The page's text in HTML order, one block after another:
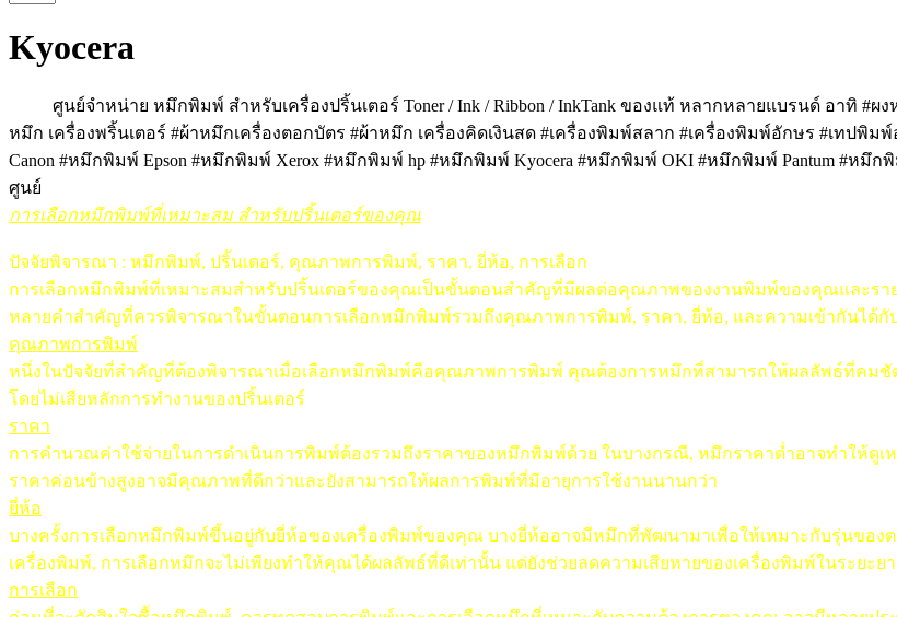
Kyocera
ศูนย์จำหน่าย หมึกพิมพ์ สำหรับเครื่องปริ้นเตอร์ Toner / Ink / Ribbon / InkTank ของแท้ หลากหลายแบรนด์ อาทิ #
หมึก เครื่องพริ้นเตอร์ #ผ้าหมึกเครื่องตอกบัตร #ผ้าหมึก เครื่องคิดเงินสด #เครื่องพิมพ์สลาก #เครื่องพิมพ์อักษร #เทป
Canon #หมึกพิมพ์ Epson #หมึกพิมพ์ Xerox #หมึกพิมพ์ hp #หมึกพิมพ์ Kyocera #หมึกพิมพ์ OKI #หมึกพิมพ์ Pantum #หมึกพิ
ศูนย์
การเลือกหมึกพิมพ์ที่เหมาะสม สำหรับปริ้นเตอร์ของคุณ
ปัจจัยพิจารณา : หมึกพิมพ์, ปริ้นเตอร์, คุณภาพการพิมพ์, ราคา, ยี่ห้อ, การเลือก
การเลือกหมึกพิมพ์ที่เหมาะสมสำหรับปริ้นเตอร์ของคุณเป็นขั้นตอนสำคัญที่มีผลต่อคุณภาพของงานพิมพ์ของคุณและรา
หลายคำสำคัญที่ควรพิจารณาในขั้นตอนการเลือกหมึกพิมพ์รวมถึงคุณภาพการพิมพ์, ราคา, ยี่ห้อ, และความเข้ากันได้กั
คุณภาพการพิมพ์
หนึ่งในปัจจัยที่สำคัญที่ต้องพิจารณาเมื่อเลือกหมึกพิมพ์คือคุณภาพการพิมพ์ คุณต้องการหมึกที่สามารถให้ผลลัพธ์ที่คมชั
โดยไม่เสียหลักการทำงานของปริ้นเตอร์
ราคา
การคำนวณค่าใช้จ่ายในการดำเนินการพิมพ์ต้องรวมถึงราคาของหมึกพิมพ์ด้วย ในบางกรณี, หมึกราคาต่ำอาจทำให้
ราคาค่อนข้างสูงอาจมีคุณภาพที่ดีกว่าและยังสามารถให้ผลการพิมพ์ที่มีอายุการใช้งานนานกว่า
ยี่ห้อ
บางครั้งการเลือกหมึกพิมพ์ขึ้นอยู่กับยี่ห้อของเครื่องพิมพ์ของคุณ บางยี่ห้ออาจมีหมึกที่พัฒนามาเพื่อให้เหมาะกับรุ่นขอ
เครื่องพิมพ์, การเลือกหมึกจะไม่เพียงทำให้คุณได้ผลลัพธ์ที่ดีเท่านั้น แต่ยังช่วยลดความเสียหายของเครื่องพิมพ์ในระยะย
การเลือก